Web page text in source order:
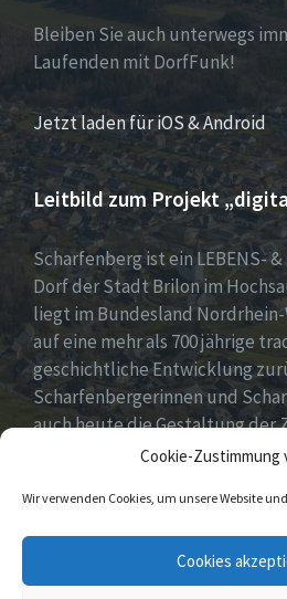
Cookie-Zustimmung
Wir verwenden Cookies, um unsere Website
Cookies
Bleiben Sie auch unterwegs
Laufenden mit DorfFunk!
Jetzt laden für iOS & Android
Leitbild zum Projekt
Scharfenberg ist ein LEBENS- &
Dorf der Stadt Brilon im
liegt im Bundesland
auf eine mehr als 700 jährige
geschichtliche Entwicklung
Scharfenbergerinnen und
auch heute die Gestaltung der
Händen mit neuen,
Moderne – Geschichte &
Unsere Idee: Menschen vor
digitaler Transformation!